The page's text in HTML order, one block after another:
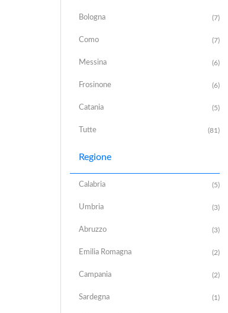
Bologna (7)
Como (7)
Messina (6)
Frosinone (6)
Catania (5)
Tutte (81)
Regione
Calabria (5)
Umbria (3)
Abruzzo (3)
Emilia Romagna (2)
Campania (2)
Sardegna (1)